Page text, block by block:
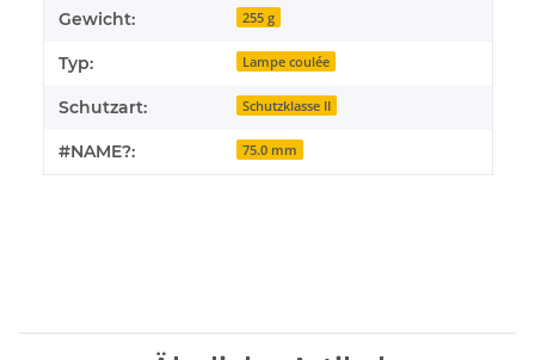
Gewicht: 255 g
Typ: Lampe coulée
Schutzart: Schutzklasse II
#NAME?: 75.0 mm